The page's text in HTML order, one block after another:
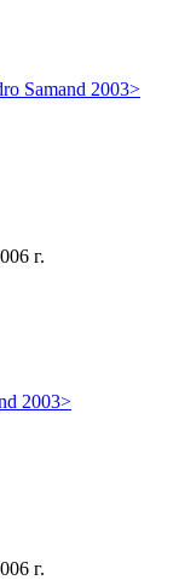
Samand 2003>
г.
2003>
г.